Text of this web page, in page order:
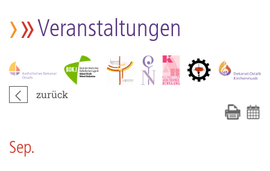
Veranstaltungen
zurück
Sep.